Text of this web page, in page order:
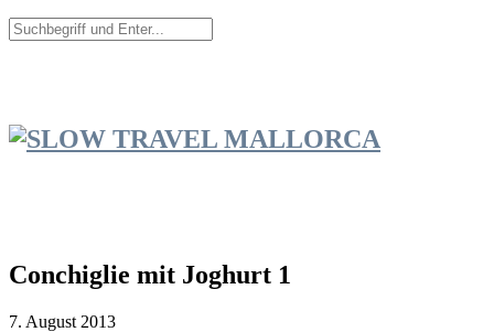
Conchiglie mit Joghurt 1
7. August 2013